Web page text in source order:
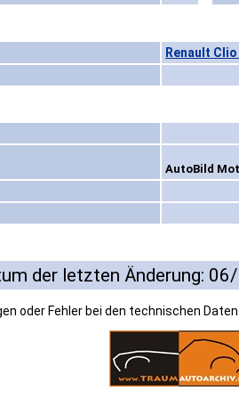
Renault
AutoBild
der letzten Änderung:
oder Fehler bei den technischen